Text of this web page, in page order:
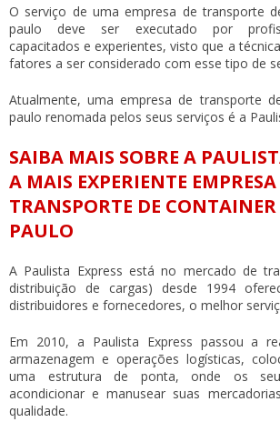
O serviço de umaempresa de transporte
paulo deve ser executado por
capacitados e experientes, visto que a
fatores a ser considerado com esse tipo de
Atualmente, umaempresa de transporte
paulo renomada pelos seus serviços é a
SAIBA MAIS SOBRE A
A MAIS EXPERIENTE EMPRESA
TRANSPORTE DE CONTAINER
PAULO
A Paulista Express está no mercado de
distribuição de cargas) desde 1994
distribuidores e fornecedores, o melhor
Em 2010, a Paulista Express passou a
armazenagem e operações logísticas,
uma estrutura de ponta, onde os
acondicionar e manusear suas
qualidade.